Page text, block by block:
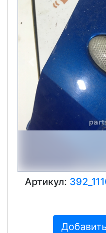
Previous
Артикул: